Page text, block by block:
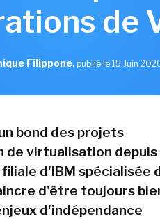
de
Filippone, publié le 15 Juin
bond des projets
de virtualisation depuis
d'IBM spécialisée
d'être toujours
d'indépendance